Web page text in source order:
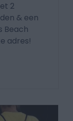
2
& een
Beach
adres!